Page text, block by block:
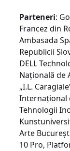
Parteneri:
Francez din
Ambasada
Republicii
DELL
Națională de
„I.L.
Internațional
Tehnologii
Arte
10 Pro,